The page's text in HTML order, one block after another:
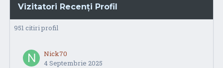
Vizitatori Recenți Profil
951 citiri profil
Nick70
4 Septembrie 2025